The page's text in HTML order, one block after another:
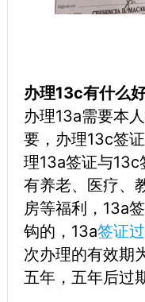
办理13c有什么
办理13a需要本
要，办理13c签
理13a签证与
有养老、医疗、
房等福利，13a
钩的，13a签证
次办理的有效期
五年，五年后过